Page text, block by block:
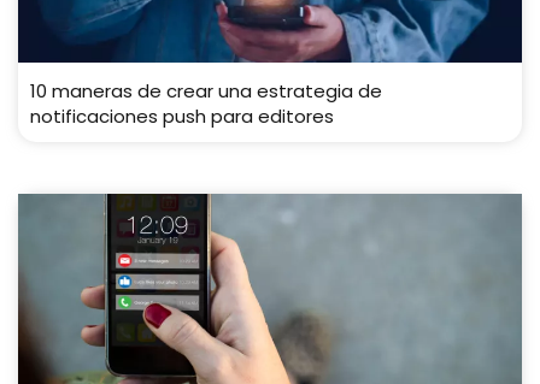
10 maneras de crear una estrategia de
notificaciones push para editores